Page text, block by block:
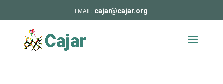
cajar@cajar.org